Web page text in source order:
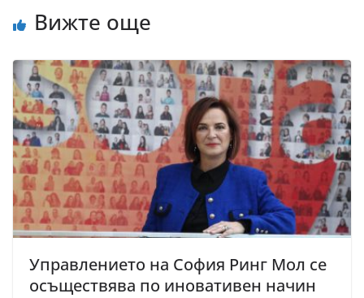
Вижте още
Управлението на София Ринг Мол се
осъществява по иновативен начин